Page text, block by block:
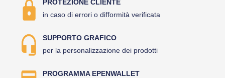
PROTEZIONE CLIENTE
in caso di errori o difformità verificata
SUPPORTO GRAFICO
per la personalizzazione dei prodotti
PROGRAMMA EPENWALLET